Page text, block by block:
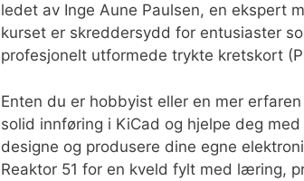
ledet av Inge Aune Paulsen, en ekspert
kurset er skreddersydd for entusiaster
profesjonelt utformede trykte kretskort
Enten du er hobbyist eller en mer
solid innføring i KiCad og hjelpe deg
designe og produsere dine egne
Reaktor 51 for en kveld fylt med læring,